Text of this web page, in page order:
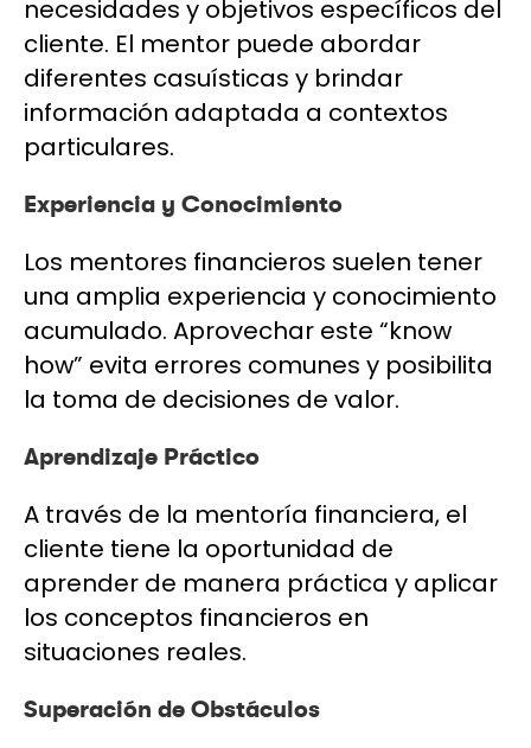
necesidades y objetivos específicos del
cliente. El mentor puede abordar
diferentes casuísticas y brindar
información adaptada a contextos
particulares.
Experiencia y Conocimiento
Los mentores financieros suelen tener
una amplia experiencia y conocimiento
acumulado. Aprovechar este “know
how” evita errores comunes y posibilita
la toma de decisiones de valor.
Aprendizaje Práctico
A través de la mentoría financiera, el
cliente tiene la oportunidad de
aprender de manera práctica y aplicar
los conceptos financieros en
situaciones reales.
Superación de Obstáculos